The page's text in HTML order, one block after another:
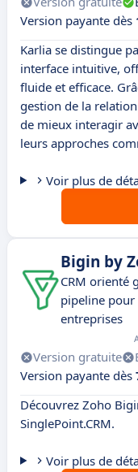
Version payante dès
Karlia se distingue
interface intuitive,
fluide et efficace.
gestion de la
de mieux interagir
leurs approches
Voir plus de
Bigin by
CRM orienté
pipeline pour
entreprises
Version gratuite
Version payante dès
Découvrez Zoho
SinglePoint.CRM.
Voir plus de